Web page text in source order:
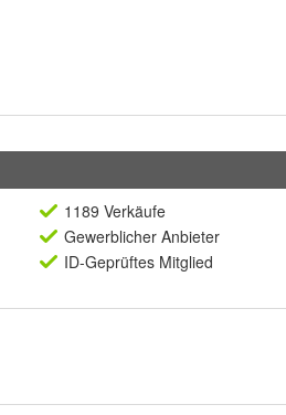
1189 Verkäufe
Gewerblicher Anbieter
ID-Geprüftes Mitglied